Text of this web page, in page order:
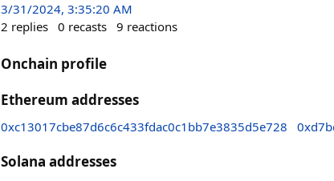
3/31/2024, 3:35:20 AM
2 replies 0 recasts 9 reactions
Onchain profile
Ethereum addresses
0xc13017cbe87d6c6c433fdac0c1bb7e3835d5e728
Solana addresses